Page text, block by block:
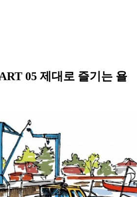
05 제대로 즐기는 욜